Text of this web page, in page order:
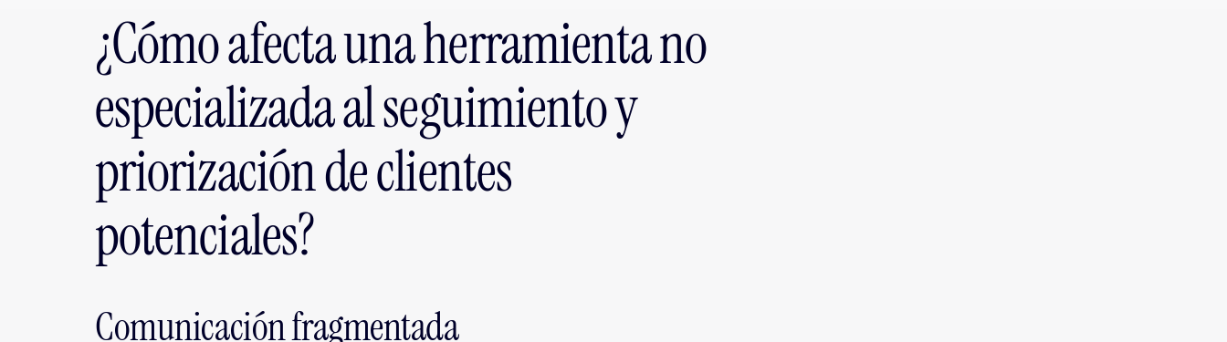
¿Cómo afecta una herramienta no
especializada al seguimiento y
priorización de clientes
potenciales?
Comunicación fragmentada